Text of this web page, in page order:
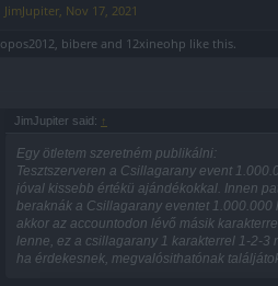
JimJupiter Nov 17, 2021
opos2012 bibere and 12xineohp like this.
JimJupiter said: ↑
Egy ötletem szeretném publikálni:
Tesztszerveren a Csillagarany event
jóval kissebb értékü ajándékokkal. Innen
beraknák a Csillagarany eventet
akkor az accountodon lévő másik
lenne, ez a csillagarany 1 karakterrel 1-2-3
ha érdekesnek, megvalósithatónak